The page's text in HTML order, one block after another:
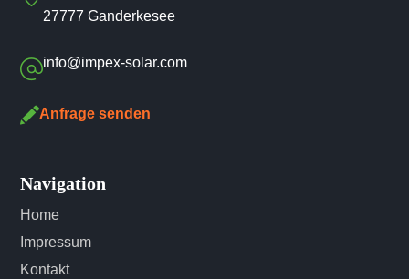
27777 Ganderkesee
info@impex-solar.com
Anfrage senden
Navigation
Home
Impressum
Kontakt